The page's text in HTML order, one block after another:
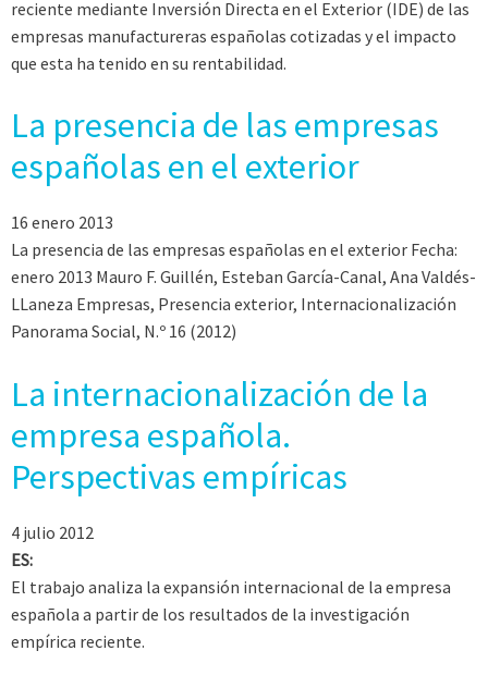
reciente mediante Inversión Directa en el Exterior (IDE) de las
empresas manufactureras españolas cotizadas y el impacto
que esta ha tenido en su rentabilidad.
La presencia de las empresas
españolas en el exterior
16 enero 2013
La presencia de las empresas españolas en el exterior Fecha:
enero 2013 Mauro F. Guillén, Esteban García-Canal, Ana Valdés-
LLaneza Empresas, Presencia exterior, Internacionalización
Panorama Social, N.º 16 (2012)
La internacionalización de la
empresa española.
Perspectivas empíricas
4 julio 2012
ES:
El trabajo analiza la expansión internacional de la empresa
española a partir de los resultados de la investigación
empírica reciente.